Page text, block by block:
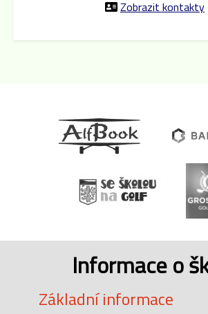
Zobrazit kontakty
Informace o
Základní informace